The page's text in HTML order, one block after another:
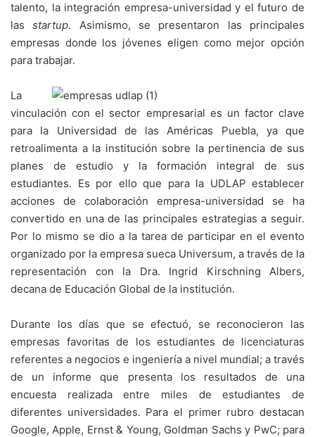
talento, la integración empresa-universidad y el futuro de
lasstartup. Asimismo, se presentaron las principales
empresas donde los jóvenes eligen como mejor opción
para trabajar.
La
vinculación con el sector empresarial es un factor clave
para la Universidad de las Américas Puebla, ya que
retroalimenta a la institución sobre la pertinencia de sus
planes de estudio y la formación integral de sus
estudiantes. Es por ello que para la UDLAP establecer
acciones de colaboración empresa-universidad se ha
convertido en una de las principales estrategias a seguir.
Por lo mismo se dio a la tarea de participar en el evento
organizado por la empresa sueca Universum, a través de la
representación con la Dra. Ingrid Kirschning Albers,
decana de Educación Global de la institución.
Durante los días que se efectuó, se reconocieron las
empresas favoritas de los estudiantes de licenciaturas
referentes a negocios e ingeniería a nivel mundial; a través
de un informe que presenta los resultados de una
encuesta realizada entre miles de estudiantes de
diferentes universidades. Para el primer rubro destacan
Google, Apple, Ernst & Young, Goldman Sachs y PwC; para